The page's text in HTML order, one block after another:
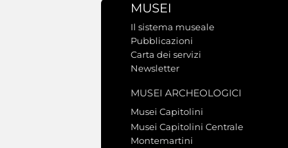
MUSEI
Il sistema museale
Pubblicazioni
Carta dei servizi
Newsletter
MUSEI ARCHEOLOGICI
Musei Capitolini
Musei Capitolini Centrale
Montemartini